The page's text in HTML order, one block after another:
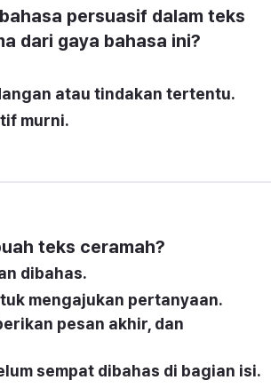
persuasif dalam teks
dari gaya bahasa ini?
atau tindakan tertentu.
murni.
teks ceramah?
dibahas.
mengajukan pertanyaan.
pesan akhir, dan
sempat dibahas di bagian isi.